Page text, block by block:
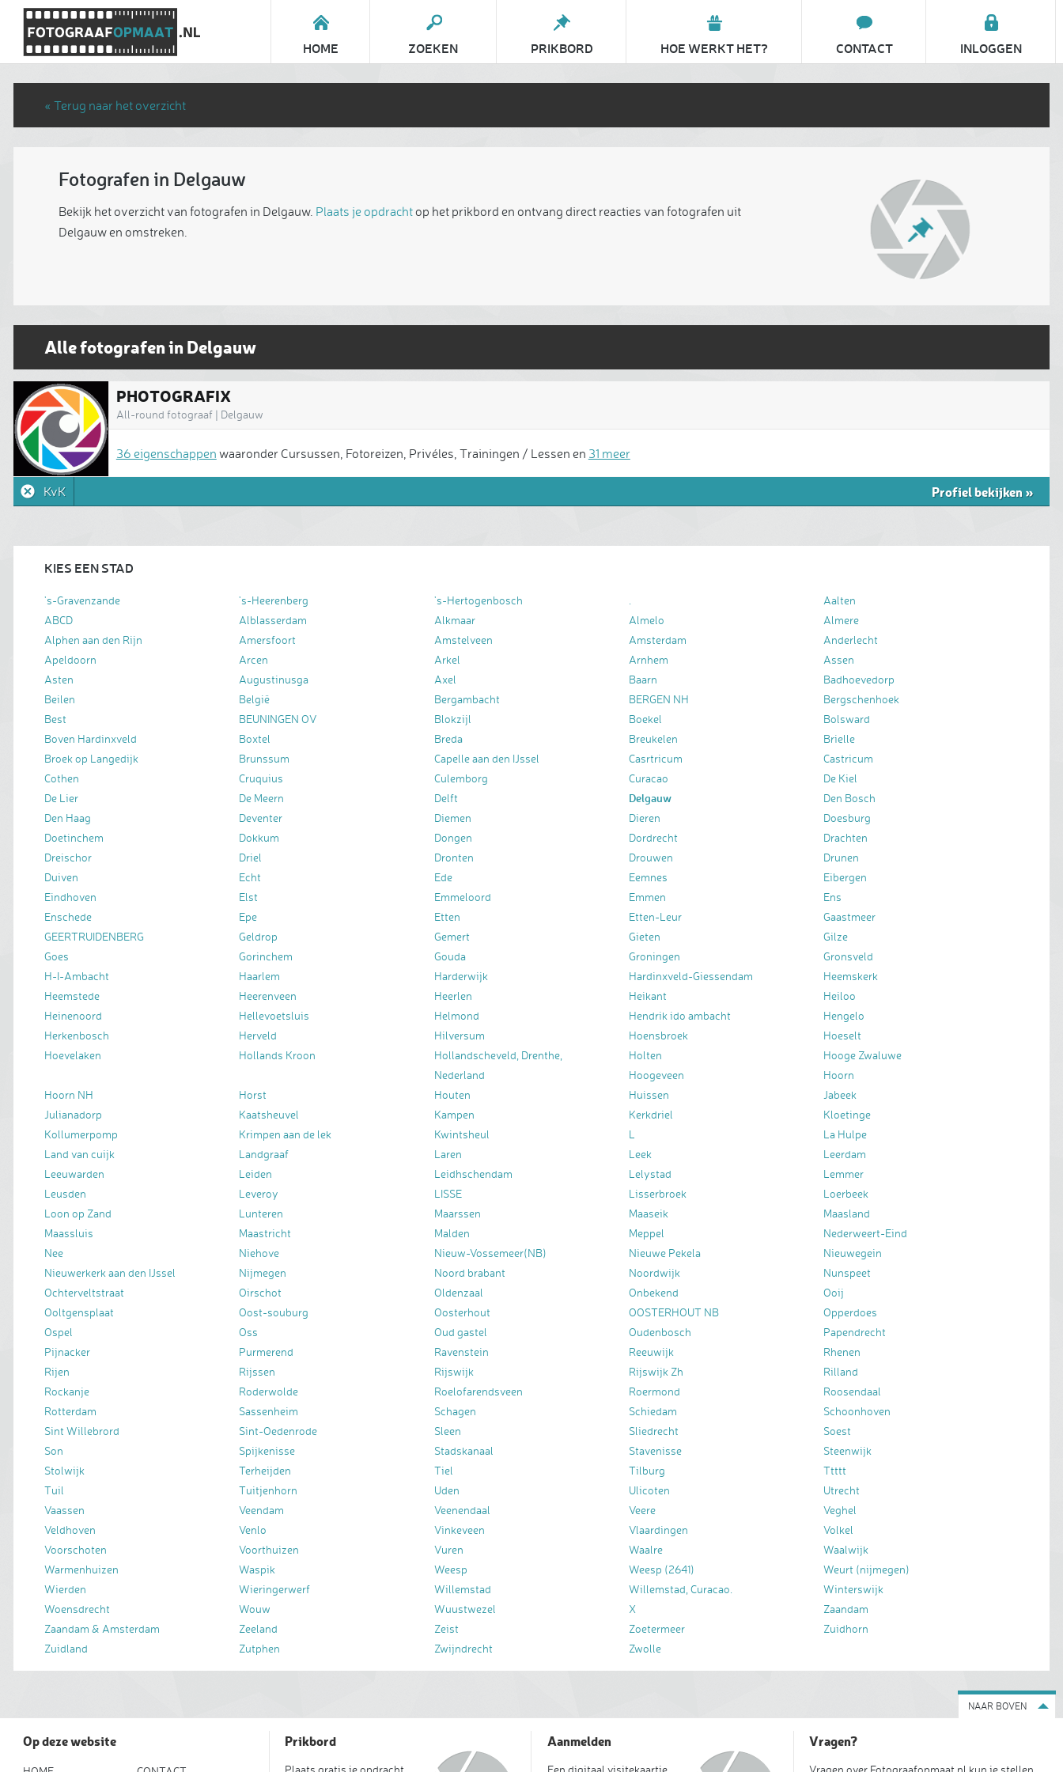
INLOGGEN
CONTACT
HOE WERKT HET?
PRIKBORD
ZOEKEN
HOME
« Terug naar het overzicht
Fotografen in Delgauw
Bekijk het overzicht van fotografen in Delgauw. Plaats je opdrachtop het prikbord en ontvang direct reacties van fotografen uit
Delgauw en omstreken.
Alle fotografen in Delgauw
PHOTOGRAFIX
All-round fotograaf | Delgauw
36 eigenschappen waaronder Cursussen, Fotoreizen, Privéles, Trainingen / Lessen en 31 meer
KvK Profiel bekijken»
KIES EEN STAD
's-Gravenzande 's-Heerenberg 's-Hertogenbosch
Aalten
ABCD
Alblasserdam Alkmaar Almelo
Almere
Alphen aan den Rijn
Amersfoort Amstelveen Amsterdam
Anderlecht
Apeldoorn
Arcen Arkel Arnhem
Assen
Asten
Augustinusga Axel Baarn
Badhoevedorp
Beilen
België Bergambacht BERGEN NH
Bergschenhoek
Best
BEUNINGEN OV Blokzijl Boekel
Bolsward
Boven Hardinxveld
Boxtel Breda Breukelen
Brielle
Broek op Langedijk
Brunssum Capelle aan den IJssel Casrtricum
Castricum
Cothen
Cruquius Culemborg Curacao
De Kiel
De Lier
De Meern Delft Delgauw
Den Bosch
Den Haag
Deventer Diemen Dieren
Doesburg
Doetinchem
Dokkum Dongen Dordrecht
Drachten
Dreischor
Driel Dronten Drouwen
Drunen
Duiven
Echt Ede Eemnes
Eibergen
Eindhoven
Elst Emmeloord Emmen
Ens
Enschede
Epe Etten Etten-Leur
Gaastmeer
GEERTRUIDENBERG
Geldrop Gemert Gieten
Gilze
Goes
Gorinchem Gouda Groningen
Gronsveld
H-I-Ambacht
Haarlem Harderwijk Hardinxveld-Giessendam
Heemskerk
Heemstede
Heerenveen Heerlen Heikant
Heiloo
Heinenoord
Hellevoetsluis Helmond Hendrik ido ambacht
Hengelo
Herkenbosch
Herveld Hilversum Hoensbroek
Hoeselt
Hoevelaken
Hollands Kroon
Hollandscheveld, Drenthe,
Nederland
Holten
Hooge Zwaluwe
Hoogeveen
Hoorn
Hoorn NH
Horst Houten Huissen
Jabeek
Julianadorp
Kaatsheuvel Kampen Kerkdriel
Kloetinge
Kollumerpomp
Krimpen aan de lek Kwintsheul L
La Hulpe
Land van cuijk
Landgraaf Laren Leek
Leerdam
Leeuwarden
Leiden Leidhschendam Lelystad
Lemmer
Leusden
Leveroy LISSE Lisserbroek
Loerbeek
Loon op Zand
Lunteren Maarssen Maaseik
Maasland
Maassluis
Maastricht Malden Meppel
Nederweert-Eind
Nee
Niehove Nieuw-Vossemeer(NB) Nieuwe Pekela
Nieuwegein
Nieuwerkerk aan den IJssel
Nijmegen Noord brabant Noordwijk
Nunspeet
Ochterveltstraat
Oirschot Oldenzaal Onbekend
Ooij
Ooltgensplaat
Oost-souburg Oosterhout OOSTERHOUT NB
Opperdoes
Ospel
Oss Oud gastel Oudenbosch
Papendrecht
Pijnacker
Purmerend Ravenstein Reeuwijk
Rhenen
Rijen
Rijssen Rijswijk Rijswijk Zh
Rilland
Rockanje
Roderwolde Roelofarendsveen Roermond
Roosendaal
Rotterdam
Sassenheim Schagen Schiedam
Schoonhoven
Sint Willebrord
Sint-Oedenrode Sleen Sliedrecht
Soest
Son
Spijkenisse Stadskanaal Stavenisse
Steenwijk
Stolwijk
Terheijden Tiel Tilburg
Ttttt
Tuil
Tuitjenhorn Uden Ulicoten
Utrecht
Vaassen
Veendam Veenendaal Veere
Veghel
Veldhoven
Venlo Vinkeveen Vlaardingen
Volkel
Voorschoten
Voorthuizen Vuren Waalre
Waalwijk
Warmenhuizen
Waspik Weesp Weesp (2641)
Weurt (nijmegen)
Wierden
Wieringerwerf Willemstad Willemstad, Curacao.
Winterswijk
Woensdrecht
Wouw Wuustwezel X
Zaandam
Zaandam & Amsterdam
Zeeland Zeist Zoetermeer
Zuidhorn
Zuidland
Zutphen Zwijndrecht Zwolle
NAAR BOVEN
Op deze website Prikbord
Plaats gratis je opdracht
Aanmelden
Een digitaal visitekaartje
Vragen?
Vragen over Fotograafopmaat.nl kun je stellen